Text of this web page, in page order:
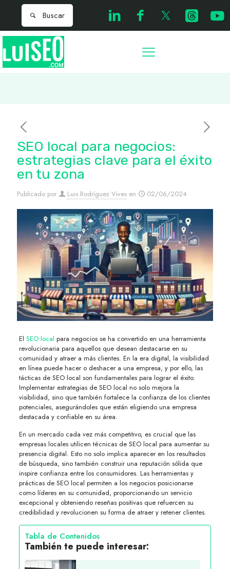
SEO local para negocios:
estrategias clave para el éxito
en tu zona
Publicado por Luis Rodríguez Vives en 02/06/2024
El SEO local para negocios se ha convertido en una herramienta
revolucionaria para aquellos que desean destacarse en su
comunidad y atraer a más clientes. En la era digital, la visibilidad
en línea puede hacer o deshacer a una empresa, y por ello, las
tácticas de SEO local son fundamentales para lograr el éxito.
Implementar estrategias de SEO local no solo mejora la
visibilidad, sino que también fortalece la confianza de los clientes
potenciales, asegurándoles que están eligiendo una empresa
destacada y confiable en su área.
En un mercado cada vez más competitivo, es crucial que las
empresas locales utilicen técnicas de SEO local para aumentar su
presencia digital. Esto no solo implica aparecer en los resultados
de búsqueda, sino también construir una reputación sólida que
inspire confianza entre los consumidores. Las herramientas y
prácticas de SEO local permiten a los negocios posicionarse
como líderes en su comunidad, proporcionando un servicio
excepcional y obteniendo reseñas positivas que refuercen su
credibilidad y revolucionen su forma de atraer y retener clientes.
Tabla de Contenidos
También te puede interesar: